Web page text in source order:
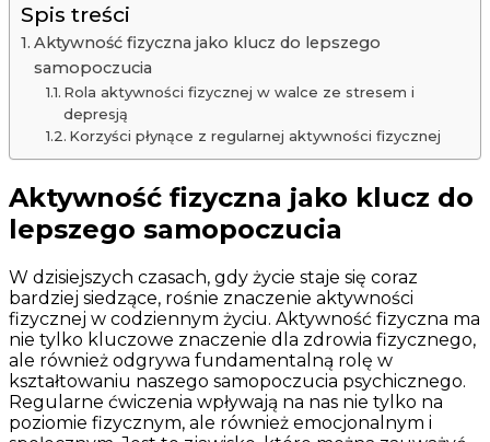
Spis treści
Aktywność fizyczna jako klucz do lepszego
samopoczucia
Rola aktywności fizycznej w walce ze stresem i
depresją
Korzyści płynące z regularnej aktywności fizycznej
Aktywność fizyczna jako klucz do
lepszego samopoczucia
W dzisiejszych czasach, gdy życie staje się coraz
bardziej siedzące, rośnie znaczenie aktywności
fizycznej w codziennym życiu. Aktywność fizyczna ma
nie tylko kluczowe znaczenie dla zdrowia fizycznego,
ale również odgrywa fundamentalną rolę w
kształtowaniu naszego samopoczucia psychicznego.
Regularne ćwiczenia wpływają na nas nie tylko na
poziomie fizycznym, ale również emocjonalnym i